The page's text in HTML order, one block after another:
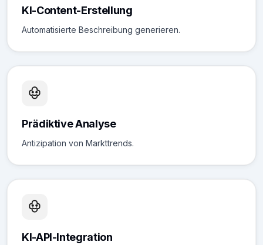
KI-Content-Erstellung
Automatisierte Beschreibung generieren.
Prädiktive Analyse
Antizipation von Markttrends.
KI-API-Integration